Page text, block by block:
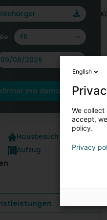
: FR
ma demande
Hausbesuch
Aufzug
English
We
accept,
policy.
Privacy